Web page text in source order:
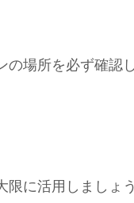
場所を必ず確認
に活用しましょ